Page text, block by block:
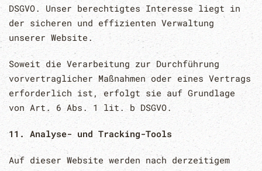
DSGVO. Unser berechtigtes Interesse liegt in
der sicheren und effizienten Verwaltung
unserer Website.
Soweit die Verarbeitung zur Durchführung
vorvertraglicher Maßnahmen oder eines Vertrags
erforderlich ist, erfolgt sie auf Grundlage
von Art. 6 Abs. 1 lit. b DSGVO.
11. Analyse- und Tracking-Tools
Auf dieser Website werden nach derzeitigem